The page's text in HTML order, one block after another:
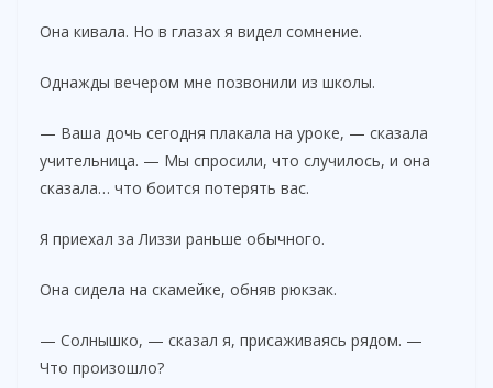
Она кивала. Но в глазах я видел сомнение.
Однажды вечером мне позвонили из школы.
— Ваша дочь сегодня плакала на уроке, — сказала
учительница. — Мы спросили, что случилось, и она
сказала… что боится потерять вас.
Я приехал за Лиззи раньше обычного.
Она сидела на скамейке, обняв рюкзак.
— Солнышко, — сказал я, присаживаясь рядом. —
Что произошло?